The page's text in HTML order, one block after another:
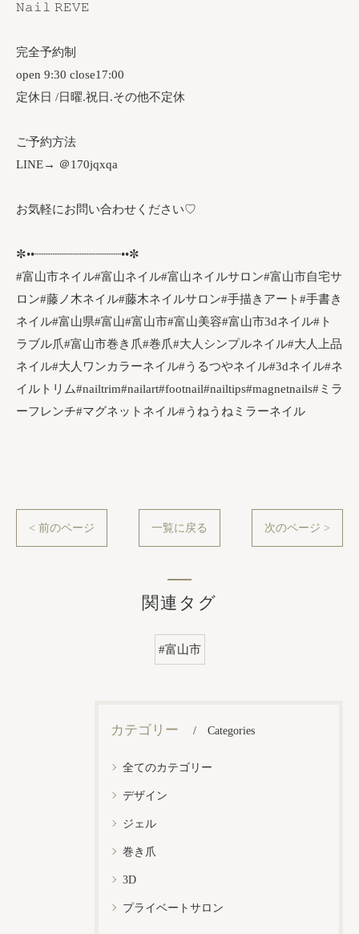
𝙽𝚊𝚒𝚕 𝚁𝙴𝚅𝙴
完全予約制
open 9:30 close17:00
定休日 /日曜.祝日.その他不定休
ご予約方法
LINE→ ＠170jqxqa
お気軽にお問い合わせください♡
✼••┈┈┈┈┈┈┈┈┈┈┈┈••✼
#富山市ネイル#富山ネイル#富山ネイルサロン#富山市自宅サ
ロン#藤ノ木ネイル#藤木ネイルサロン#手描きアート#手書き
ネイル#富山県#富山#富山市#富山美容#富山市3dネイル#ト
ラブル爪#富山市巻き爪#巻爪#大人シンプルネイル#大人上品
ネイル#大人ワンカラーネイル#うるつやネイル#3dネイル#ネ
イルトリム#nailtrim#nailart#footnail#nailtips#magnetnails#ミラ
ーフレンチ#マグネットネイル#うねうねミラーネイル
< 前のページ 一覧に戻る 次のページ >
関連タグ
#富山市
カテゴリー Categories
全てのカテゴリー
デザイン
ジェル
巻き爪
3D
プライベートサロン